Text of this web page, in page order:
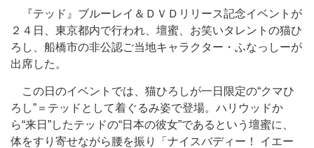
『テッド』ブルーレイ＆ＤＶＤリリース記念イベントが
２４日、東京都内で行われ、壇蜜、お笑いタレントの猫ひ
ろし、船橋市の非公認ご当地キャラクター・ふなっしーが
出席した。
この日のイベントでは、猫ひろしが一日限定の“クマひ
ろし”＝テッドとして着ぐるみ姿で登場。ハリウッドか
ら“来日”したテッドの“日本の彼女”であるという壇蜜に、
体をすり寄せながら腰を振り「ナイスバディー！ イエー